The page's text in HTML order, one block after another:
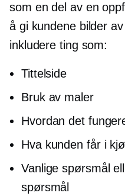
som en del av en
å gi kundene bilder
inkludere ting som:
Tittelside
Bruk av maler
Hvordan det
Hva kunden får i
Vanlige spørsmål
spørsmål